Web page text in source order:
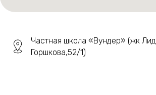
Частная школа «Вундер» (жк
Горшкова,52/1)